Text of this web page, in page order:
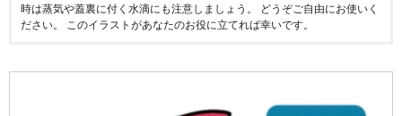
時は蒸気や蓋裏に付く水滴にも注意しましょう。 どうぞご自由にお使いく
ださい。 このイラストがあなたのお役に立てれば幸いです。